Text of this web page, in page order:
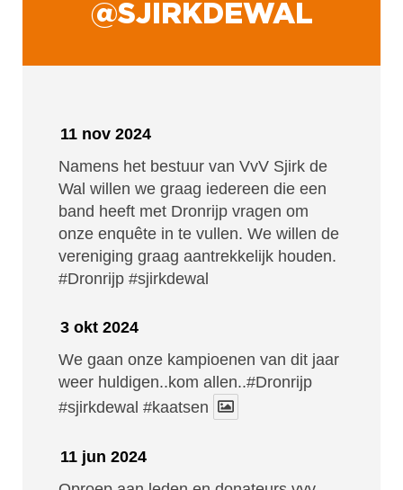
@SJIRKDEWAL
11 nov 2024
Namens het bestuur van VvV Sjirk de
Wal willen we graag iedereen die een
band heeft met Dronrijp vragen om
onze enquête in te vullen. We willen de
vereniging graag aantrekkelijk houden.
#Dronrijp #sjirkdewal
3 okt 2024
We gaan onze kampioenen van dit jaar
weer huldigen..kom allen..#Dronrijp
#sjirkdewal #kaatsen
11 jun 2024